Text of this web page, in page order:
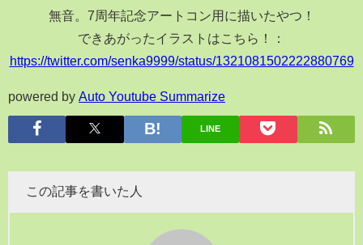
無音。7周年記念アートコン用に描いたやつ！
できあがったイラストはこちら！：
https://twitter.com/senka9999/status/1321081502222880769
powered by Auto Youtube Summarize
LINE
この記事を書いた人